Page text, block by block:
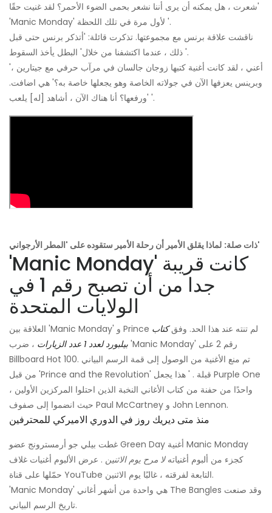
'شعرت ، هل يمكنه أن يرى أننا نشعر بحمى الضوء الأحمر؟ لقد غنيت حقًا
'Manic Monday' لأول مرة في تلك اللحظة '.
ناقشت علاقة برنس مع مجموعتها. تذكرت قائلة: 'أتذكر برنس حتى قبل
ذلك ، عندما اكتشفنا من خلال' البطل يأخذ السقوط '.
'أعني ، لقد كانت أغنية كتبها زوجان جالسان في مرآب حرفي مع جيتارين ،
وبرينس يعزفها الآن في جولاته الخاصة وهو يجعلها خاصة به؟' هي اضافت.
'ورفعها؟ أنا هناك الآن ، أشاهد [له] يلعب '.
ذات صلة:لماذا يقلق الأمير أن رحلة الأمير ستقوده على 'المطر الأرجواني'
'Manic Monday' كانت قريبة
جدا من أن تصبح رقم 1 في
الولايات المتحدة
العلاقة بين 'Manic Monday' و Prince لم تنته عند هذا الحد. وفقكتاب
بيلبورد لعدد 1 عدد الزيارات
، ضرب 'Manic Monday' رقم 2 على
Billboard Hot 100. تم منع الأغنية من الوصول إلى قمة الرسم البياني
من قبل 'Prince and the Revolution' قبلة . ' هذا يجعل Purple One
واحدًا من حفنة من كتاب الأغاني النخبة الذين احتلوا المركزين الأولين ،
حيث انضموا إلى صفوف Paul McCartney و John Lennon.
منذ متى ديريك روز في الدوري الاميركي للمحترفين
غطت بيلي جو أرمسترونج عضو Green Day أغنية Manic Monday
كجزء من ألبوم أغنياته لا مرح يوم الاثنين . عرض الألبوم أغنيات غلاف
حمّلها على قناة YouTube التابعة لفرقته ، غالبًا يوم الاثنين.
'Manic Monday' هي واحدة من أشهر أغاني The Bangles وقد صنعت
تاريخ الرسم البياني.